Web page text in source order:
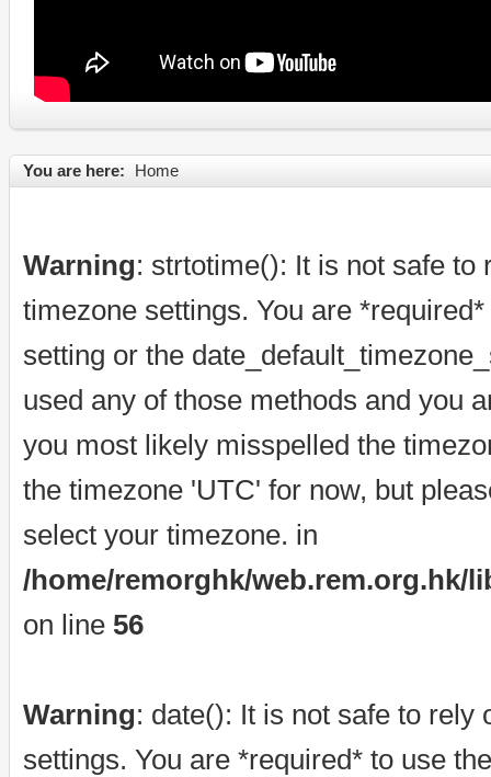
You are here: Home
Warning: strtotime(): It is not safe to
timezone settings. You are
setting or the
used any of those methods and you
you most likely misspelled the
the timezone 'UTC' for now, but
select your timezone. in
/home/remorghk/web.rem.org.hk/
on line 56
Warning: date(): It is not safe to rely
settings. You are *required* to use